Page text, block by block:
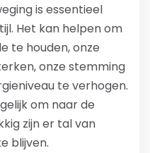
is essentieel
Het kan helpen om
te houden, onze
onze stemming
te verhogen.
om naar de
zijn er tal van
blijven.